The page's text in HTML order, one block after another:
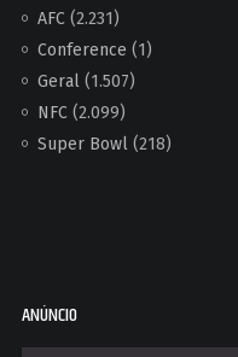
AFC(2.231)
Conference (1)
Geral(1.507)
NFC(2.099)
Super Bowl(218)
ANÚNCIO